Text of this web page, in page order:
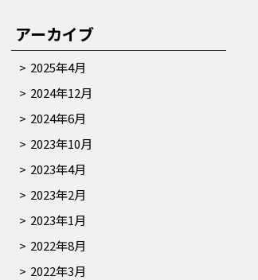
アーカイブ
2025年4月
2024年12月
2024年6月
2023年10月
2023年4月
2023年2月
2023年1月
2022年8月
2022年3月